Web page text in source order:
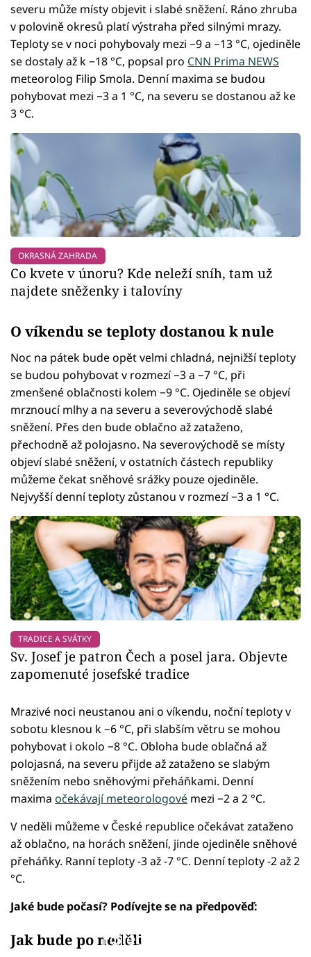
severu může místy objevit i slabé sněžení. Ráno zhruba
v polovině okresů platí výstraha před silnými mrazy.
Teploty se v noci pohybovaly mezi −9 a −13 °C, ojediněle
se dostaly až k −18 °C, popsal pro CNN Prima NEWS
meteorolog Filip Smola. Denní maxima se budou
pohybovat mezi −3 a 1 °C, na severu se dostanou až ke
3 °C.
OKRASNÁ ZAHRADA
Co kvete v únoru? Kde neleží sníh, tam už
najdete sněženky i talovíny
O víkendu se teploty dostanou k nule
Noc na pátek bude opět velmi chladná, nejnižší teploty
se budou pohybovat v rozmezí −3 a −7 °C, při
zmenšené oblačnosti kolem −9 °C. Ojediněle se objeví
mrznoucí mlhy a na severu a severovýchodě slabé
sněžení. Přes den bude oblačno až zataženo,
přechodně až polojasno. Na severovýchodě se místy
objeví slabé sněžení, v ostatních částech republiky
můžeme čekat sněhové srážky pouze ojediněle.
Nejvyšší denní teploty zůstanou v rozmezí −3 a 1 °C.
TRADICE A SVÁTKY
Sv. Josef je patron Čech a posel jara. Objevte
zapomenuté josefské tradice
Mrazivé noci neustanou ani o víkendu, noční teploty v
sobotu klesnou k −6 °C, při slabším větru se mohou
pohybovat i okolo −8 °C. Obloha bude oblačná až
polojasná, na severu přijde až zataženo se slabým
sněžením nebo sněhovými přeháňkami. Denní
maxima očekávají meteorologové mezi −2 a 2 °C.
V neděli můžeme v České republice očekávat zataženo
až oblačno, na horách sněžení, jinde ojediněle sněhové
přeháňky. Ranní teploty -3 až -7 °C. Denní teploty -2 až 2
°C.
Jaké bude počasí? Podívejte se na předpověď:
Failed to fetch
Jak bude po neděli